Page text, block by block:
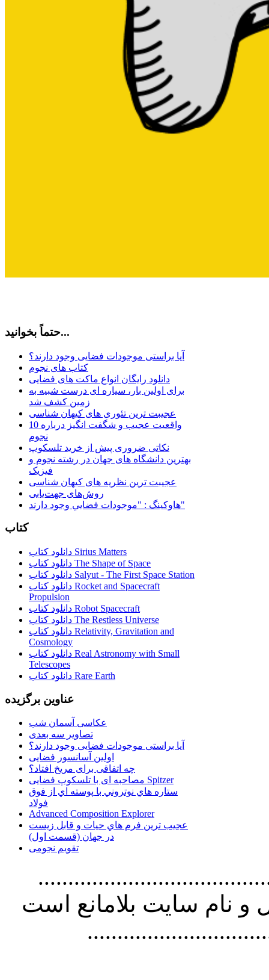
حتماً بخوانید...
آیا براستی موجودات فضایی وجود دارند؟
کتاب های نجوم
دانلود رایگان انواع ماکت های فضایی
برای اولین بار، سیاره ای درست شبیه به
زمین کشف شد
عجیبت ترین تئوری های کیهان شناسی
10 واقعیت عجیب و شگفت انگیز درباره
نجوم
نکاتی ضروری پیش از خرید تلسکوپ
بهترین دانشگاه های جهان در رشته نجوم و
فیزیک
عجیبت ترین نظریه های کیهان شناسی
روش‌های جهت‌یابی
هاوكينگ : "موجودات فضايي وجود دارند"
کتاب
دانلود کتاب Sirius Matters
دانلود کتاب The Shape of Space
دانلود کتاب Salyut - The First Space Station
دانلود کتاب Rocket and Spacecraft
Propulsion
دانلود کتاب Robot Spacecraft
دانلود کتاب The Restless Universe
دانلود کتاب Relativity, Gravitation and
Cosmology
دانلود کتاب Real Astronomy with Small
Telescopes
دانلود کتاب Rare Earth
عناوین برگزیده
عکاسی آسمان شب
تصاویر سه بعدی
آیا براستی موجودات فضایی وجود دارند؟
اولین آسانسور فضایی
چه اتفاقی برای مریخ افتاد؟
مصاحبه ای با تلسکوپ فضایی Spitzer
ستاره هاي نوتروني با پوسته اي از فوق
فولاد
Advanced Composition Explorer
عجیب ترین فرم هاي حيات و قابل زيست
در جهان (قسمت اول)
تقویم نجومی
استفاده از
نام سايت بلامانع است